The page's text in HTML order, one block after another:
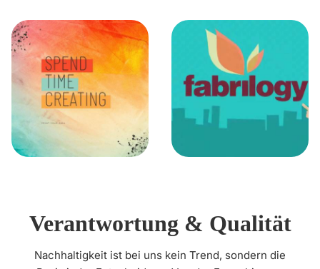
Verantwortung & Qualität
Nachhaltigkeit ist bei uns kein Trend, sondern die